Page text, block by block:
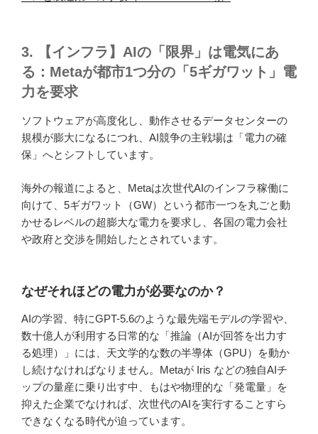
3. 【インフラ】AIの「限界」は電気にあ
る：Metaが都市1つ分の「5ギガワット」電
力を要求
ソフトウェアが高度化し、動作させるデータセンターの
規模が膨大になるにつれ、AI競争の主戦場は「電力の確
保」へとシフトしています。
海外の報道によると、Metaは次世代AIのインフラ稼働に
向けて、5ギガワット（GW）という都市一つを丸ごと動
かせるレベルの超膨大な電力を要求し、各国の電力会社
や政府と交渉を開始したとされています。
なぜそれほどの電力が必要なのか？
AIの学習、特にGPT-5.6のような最先端モデルの学習や、
数十億人が利用する日常的な「推論（AIが回答を出力す
る処理）」には、天文学的な数の半導体（GPU）を動か
し続けなければなりません。Metaが Iris などの独自AIチ
ップの量産に乗り出す中、もはや物理的な「発電量」を
抑えた企業でなければ、次世代のAIを実行することすら
できなくなる時代が迫っています。